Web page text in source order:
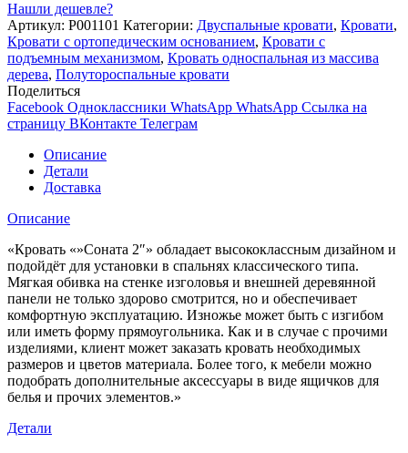
Нашли дешевле?
Артикул: P001101 Категории: Двуспальные кровати, Кровати,
Кровати с ортопедическим основанием, Кровати с
подъемным механизмом, Кровать односпальная из массива
дерева, Полутороспальные кровати
Поделиться
Facebook Одноклассники WhatsApp WhatsApp Ссылка на
страницу ВКонтакте Телеграм
Описание
Детали
Доставка
Описание
«Кровать «»Соната 2″» обладает высококлассным дизайном и
подойдёт для установки в спальнях классического типа.
Мягкая обивка на стенке изголовья и внешней деревянной
панели не только здорово смотрится, но и обеспечивает
комфортную эксплуатацию. Изножье может быть с изгибом
или иметь форму прямоугольника. Как и в случае с прочими
изделиями, клиент может заказать кровать необходимых
размеров и цветов материала. Более того, к мебели можно
подобрать дополнительные аксессуары в виде ящичков для
белья и прочих элементов.»
Детали